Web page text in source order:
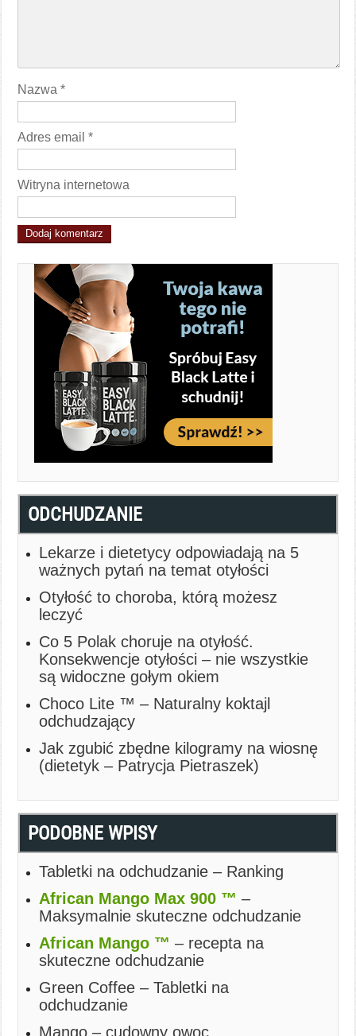
Nazwa*
Adres email*
Witryna internetowa
ODCHUDZANIE
Lekarze i dietetycy odpowiadają na 5
ważnych pytań na temat otyłości
Otyłość to choroba, którą możesz
leczyć
Co 5 Polak choruje na otyłość.
Konsekwencje otyłości – nie wszystkie
są widoczne gołym okiem
Choco Lite ™ – Naturalny koktajl
odchudzający
Jak zgubić zbędne kilogramy na wiosnę
(dietetyk – Patrycja Pietraszek)
PODOBNE WPISY
Tabletki na odchudzanie – Ranking
African Mango Max 900 ™ –
Maksymalnie skuteczne odchudzanie
African Mango ™ – recepta na
skuteczne odchudzanie
Green Coffee – Tabletki na
odchudzanie
Mango – cudowny owoc